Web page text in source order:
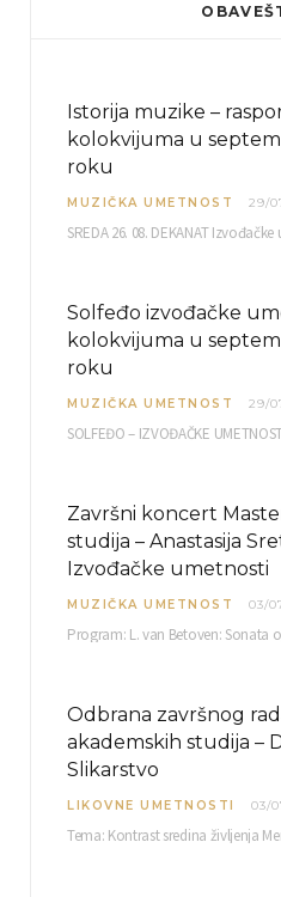
Istorija muzike –
kolokvijuma u
roku
MUZIČKA UMETNOST 29/
Solfeđo izvođačke
kolokvijuma u
roku
MUZIČKA UMETNOST 29/
Završni koncert
studija – Anastasija
Izvođačke umetnosti
MUZIČKA UMETNOST 03/
Odbrana završnog
akademskih studija –
Slikarstvo
LIKOVNE UMETNOSTI 03/